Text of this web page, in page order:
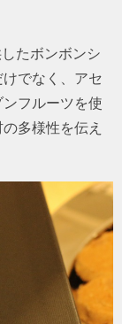
たボンボンシ
でなく、アセ
フルーツを使
多様性を伝え